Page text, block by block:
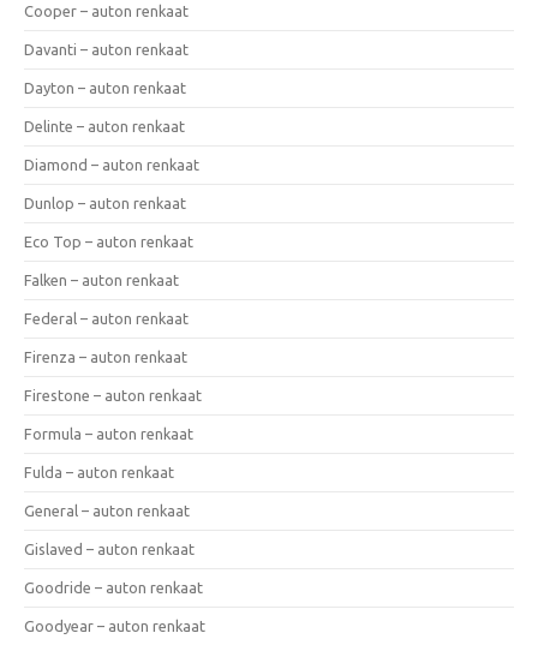
Cooper – auton renkaat
Davanti – auton renkaat
Dayton – auton renkaat
Delinte – auton renkaat
Diamond – auton renkaat
Dunlop – auton renkaat
Eco Top – auton renkaat
Falken – auton renkaat
Federal – auton renkaat
Firenza – auton renkaat
Firestone – auton renkaat
Formula – auton renkaat
Fulda – auton renkaat
General – auton renkaat
Gislaved – auton renkaat
Goodride – auton renkaat
Goodyear – auton renkaat